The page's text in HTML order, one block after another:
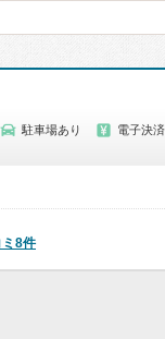
駐車場あり 電子決
ミ8件